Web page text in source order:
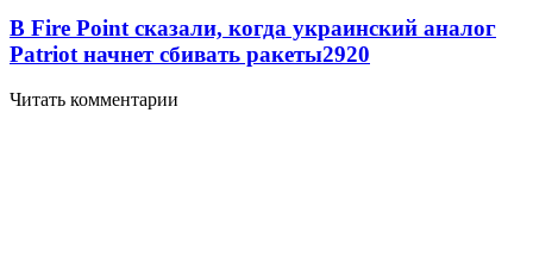
В Fire Point сказали, когда украинский аналог
Patriot начнет сбивать ракеты2920
Читать комментарии